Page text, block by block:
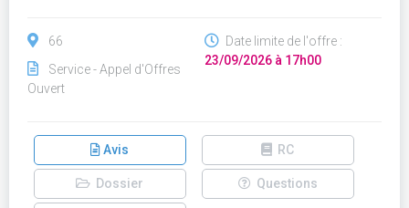
66
Service - Appel d'Offres
Ouvert
Date limite de l'offre :
23/09/2026 à 17h00
Avis RC
Dossier Questions